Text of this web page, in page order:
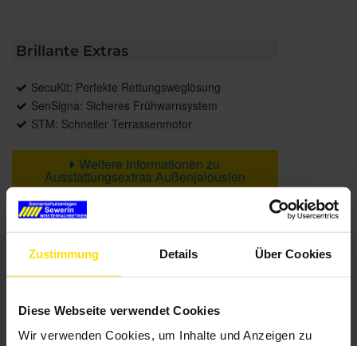
Zustimmung Details Über Cookies
Diese Webseite verwendet Cookies
Wir verwenden Cookies, um Inhalte und Anzeigen zu
Brillante Extras
SecuKit: Perfekte Rettungsweglösung
SenSigna: Sicheres Frühwarnsystem
STM: Schneller Terrassenmotor
Weitere Informationen zu
Ausstattungsextras Außenjalousien
Weitere Informationen zu
Farben